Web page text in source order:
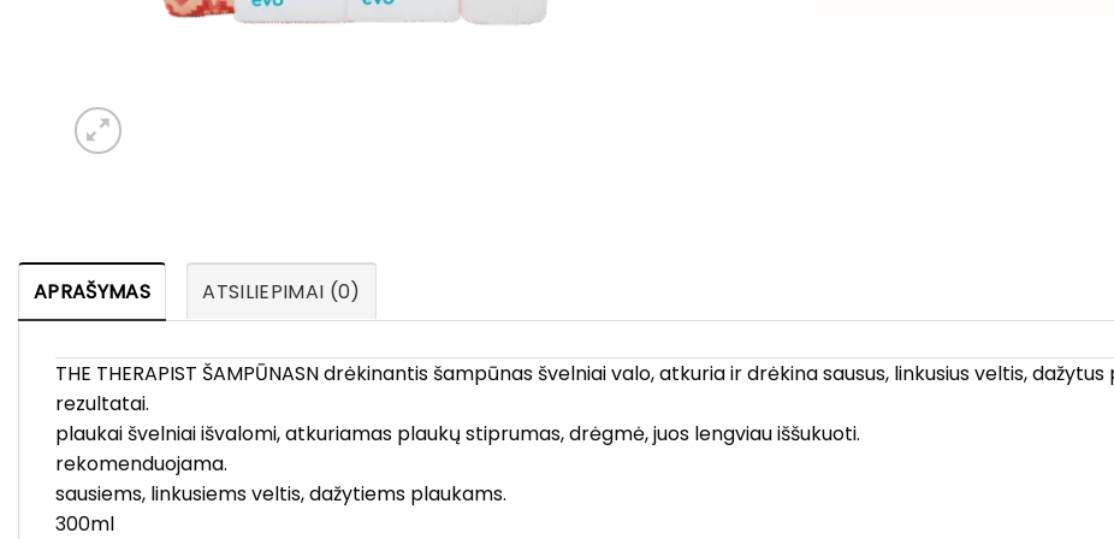
APRAŠYMAS ATSILIEPIMAI (0)
THE THERAPIST ŠAMPŪNASN drėkinantis šampūnas švelniai valo, atkuria ir drėkina sausus, linkusius veltis, dažytus
rezultatai.
plaukai švelniai išvalomi, atkuriamas plaukų stiprumas, drėgmė, juos lengviau iššukuoti.
rekomenduojama.
sausiems, linkusiems veltis, dažytiems plaukams.
300ml